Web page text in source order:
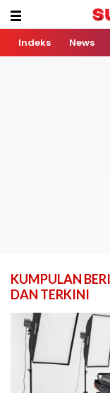
Indeks News
KUMPULAN
DAN TERKINI